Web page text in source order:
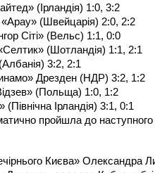
(Ірландія) 1:0, 3:2
(Швейцарія) 2:0, 2:2
Сіті» (Вельс) 1:1, 0:0
(Шотландія) 1:1, 2:1
3:2, 2:1
Дрезден (НДР) 3:2, 1:2
(Польща) 1:0, 1:2
Ірландія) 3:1, 0:1
пройшла до наступного
Києва» Олександра